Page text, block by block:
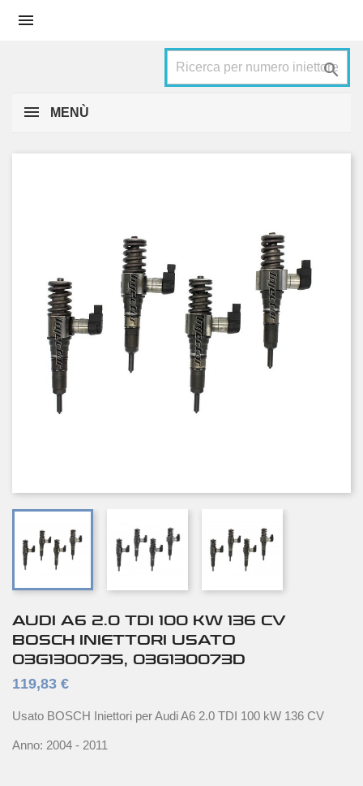


MENÙ
AUDI A6 2.0 TDI 100 KW 136 CV
BOSCH INIETTORI USATO
03G130073S, 03G130073D
119,83 €
Usato BOSCH Iniettori per Audi A6 2.0 TDI 100 kW 136 CV
Anno: 2004 - 2011